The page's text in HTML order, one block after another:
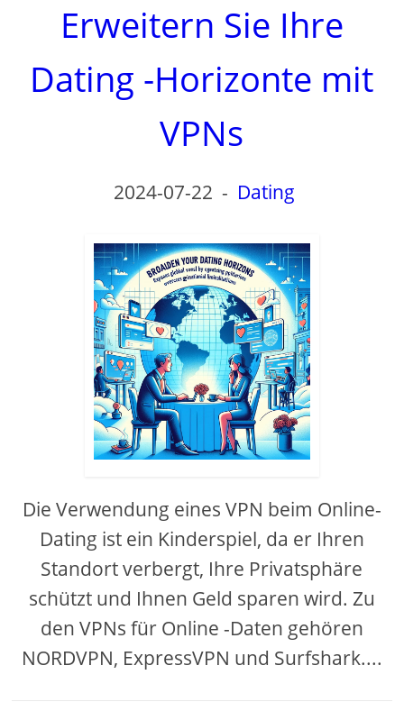
Erweitern Sie Ihre
Dating -Horizonte mit
VPNs
2024-07-22 - Dating
Die Verwendung eines VPN beim Online-
Dating ist ein Kinderspiel, da er Ihren
Standort verbergt, Ihre Privatsphäre
schützt und Ihnen Geld sparen wird. Zu
den VPNs für Online -Daten gehören
NORDVPN, ExpressVPN und Surfshark....